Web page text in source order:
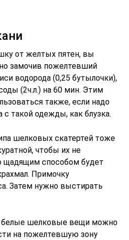
от желтых пятен, вы
замочив пожелтевший
водорода (0,25 бутылочки),
(2ч.л.) на 60 мин. Этим
также, если надо
такой одежды, как блузка.
шелковых скатертей тоже
чтобы их не
щадящим способом будет
Примочку
Затем нужно выстирать
белые шелковые вещи можно
на пожелтевшую зону